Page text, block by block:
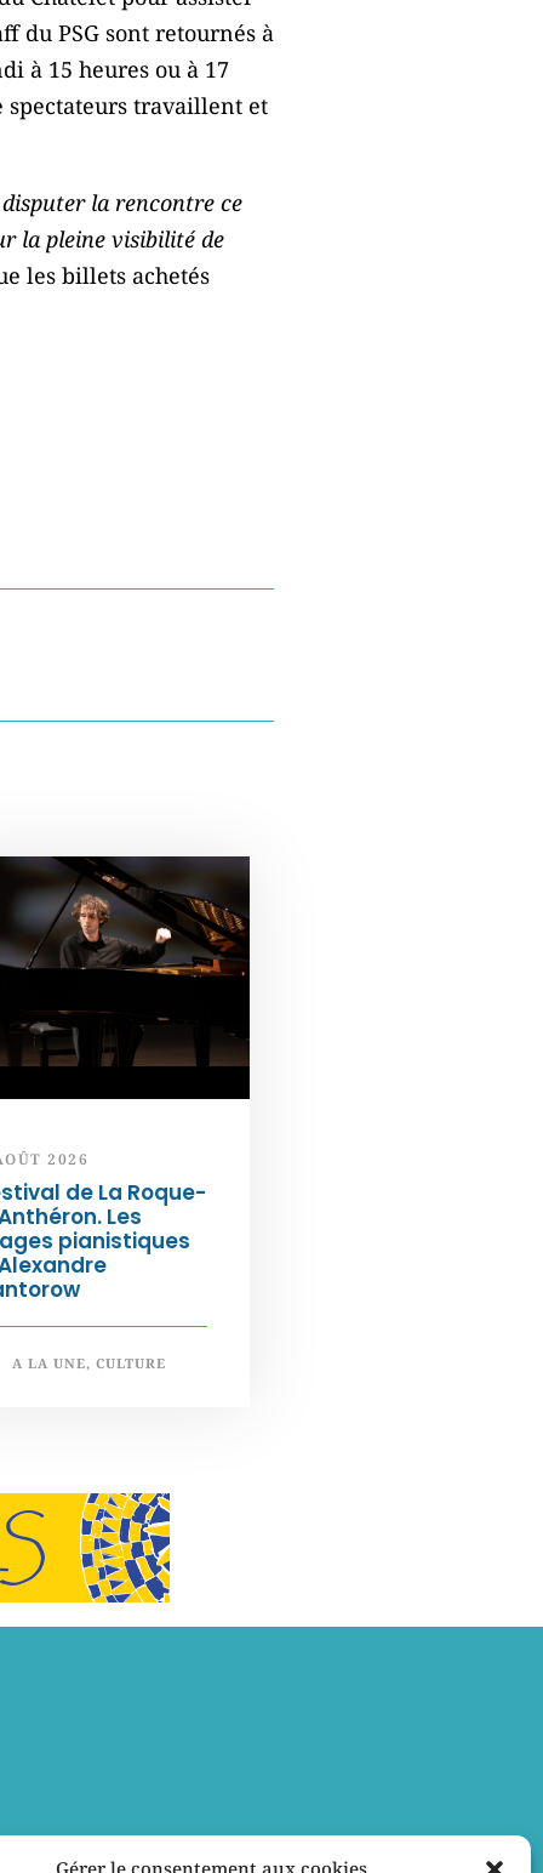
Gérer le consentement aux cookies
du PSG sont retournés à
à 15 heures ou à 17
spectateurs travaillent et
la rencontre ce
la pleine visibilité de
les billets achetés
2026
de La Roque-
Les
pianistiques
A LA UNE, CULTURE